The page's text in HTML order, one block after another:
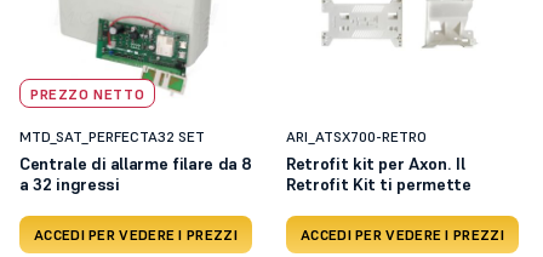
PREZZO NETTO
MTD_SAT_PERFECTA32 SET
Centrale di allarme filare da 8
a 32 ingressi
ACCEDI PER VEDERE I PREZZI
ARI_ATSX700-RETRO
Retrofit kit per Axon. Il
Retrofit Kit ti permette
ACCEDI PER VEDERE I PREZZI